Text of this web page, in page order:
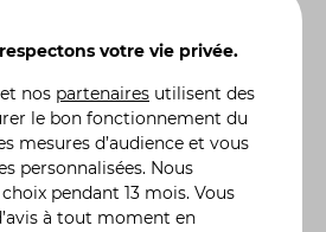
le Scrambler
sur l'émotion et le
avec une approche plus
idéale pour les
de liberté sur la route.
moto choisir ?
votre vie privée.
et nos partenaires utilisent des
le bon fonctionnement du
mesures d’audience et vous
personnalisées. Nous
pendant 13 mois. Vous
à tout moment en